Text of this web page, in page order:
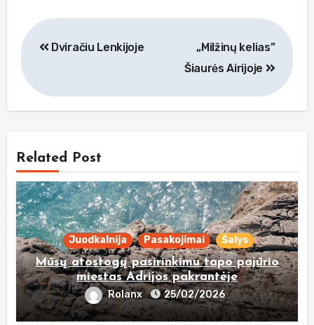
Navigacija
įrašų
Dviračiu Lenkijoje
„Milžinų kelias”
Šiaurės Airijoje
Related Post
Juodkalnija Pasakojimai Šalys
Mūsų atostogų pasirinkimu tapo pajūrio
miestas Adrijos pakrantėje
Rolanx 25/02/2026